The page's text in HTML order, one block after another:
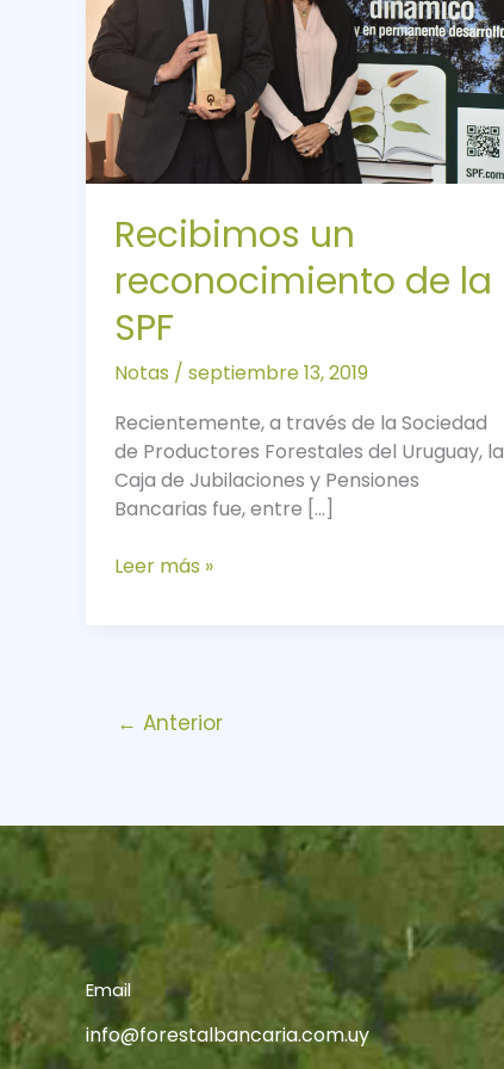
Recibimos un
reconocimiento de la
SPF
Notas / septiembre 13, 2019
Recientemente, a través de la Sociedad
de Productores Forestales del Uruguay, la
Caja de Jubilaciones y Pensiones
Bancarias fue, entre […]
Leer más »
← Anterior
Email
info@forestalbancaria.com.uy